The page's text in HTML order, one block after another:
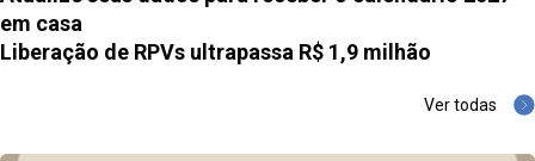
em casa
Liberação de RPVs ultrapassa R$ 1,9 milhão
Ver todas